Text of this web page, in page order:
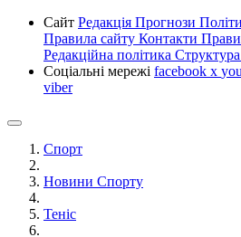
Сайт Редакція Прогнози
Правила сайту Контакти
Редакційна політика Структура
Соціальні мережі facebook x
viber
Спорт
Новини Спорту
Теніс